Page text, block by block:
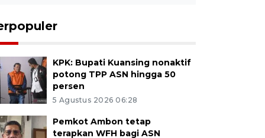
KPK: Bupati Kuansing nonaktif
potong TPP ASN hingga 50
persen
5 Agustus 2026 06:28
Pemkot Ambon tetap
terapkan WFH bagi ASN